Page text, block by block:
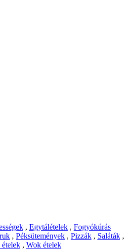
, Egytálételek , Fogyókúrás
, Péksütemények , Pizzák , Saláták ,
ételek , Wok ételek